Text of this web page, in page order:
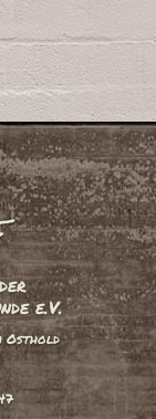
e.V.
Osthold